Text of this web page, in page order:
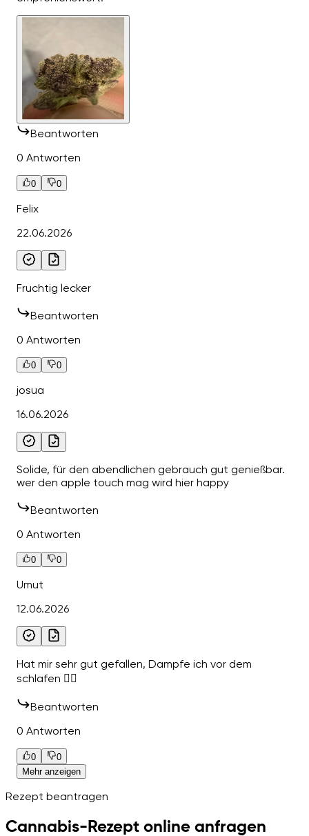
Beantworten
0 Antworten
0 0
Felix
22.06.2026
Fruchtig lecker
Beantworten
0 Antworten
0 0
josua
16.06.2026
Solide, für den abendlichen gebrauch gut genießbar.
wer den apple touch mag wird hier happy
Beantworten
0 Antworten
0 0
Umut
12.06.2026
Hat mir sehr gut gefallen, Dampfe ich vor dem
schlafen 👍🏽
Beantworten
0 Antworten
0
0
Mehr anzeigen
Rezept beantragen
Cannabis-Rezept online anfragen